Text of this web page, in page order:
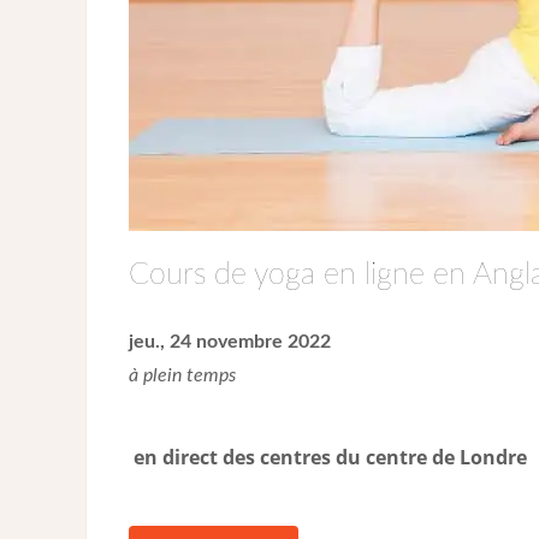
Cours de yoga en ligne en
jeu., 24 novembre 2022
à plein temps
en direct des centres du centre de Londre